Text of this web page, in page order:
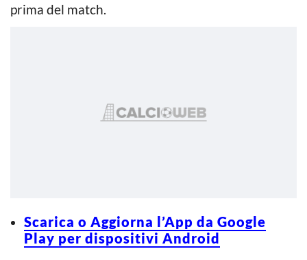
prima del match.
Scarica o Aggiorna l’App da Google
Play per dispositivi Android